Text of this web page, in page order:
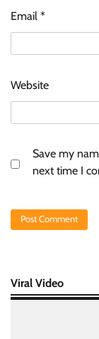
Email *
Website
Save my
next time I
Viral Video